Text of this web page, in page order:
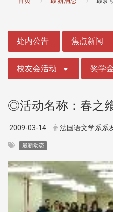
处内公告 焦点新闻
校友会活动 奖学
◎活动名称：春之
2009-03-14 法国语文学系系
最新动态